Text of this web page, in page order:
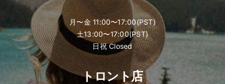
月〜金 11:00〜17:00(PST)
土13:00〜17:00(PST)
日祝 Closed
トロント店